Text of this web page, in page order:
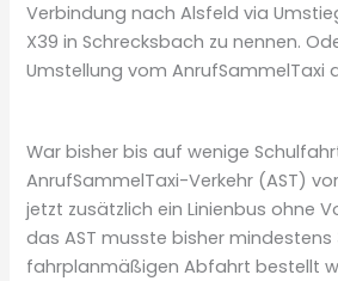
Verbindung nach Alsfeld via
X39 in Schrecksbach zu nennen.
Umstellung vom AnrufSammelTaxi
War bisher bis auf wenige
AnrufSammelTaxi-Verkehr (AST)
jetzt zusätzlich ein Linienbus ohne
das AST musste bisher
fahrplanmäßigen Abfahrt bestellt